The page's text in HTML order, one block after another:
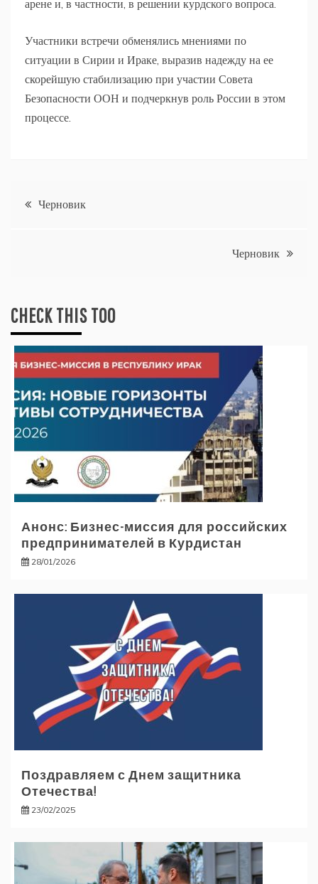
арене и, в частности, в решении курдского вопроса.
Участники встречи обменялись мнениями по
ситуации в Сирии и Ираке, выразив надежду на ее
скорейшую стабилизацию при участии Совета
Безопасности ООН и подчеркнув роль России в этом
процессе.
Навигация
Черновик
Черновик
CHECK THIS TOO
Анонс: Бизнес-миссия для российских
предпринимателей в Курдистан
28/01/2026
Поздравляем с Днем защитника
Отечества!
23/02/2025